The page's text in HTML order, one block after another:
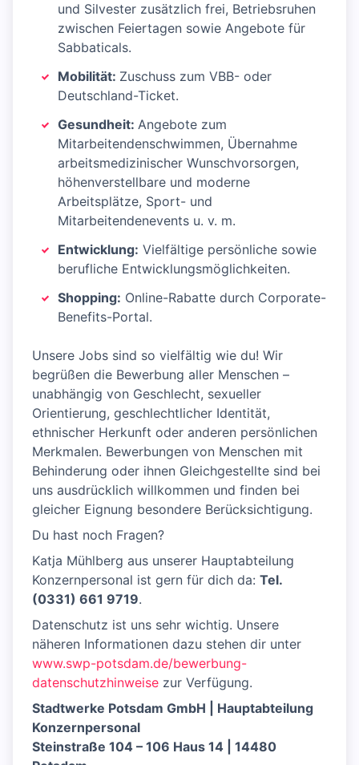
und Silvester zusätzlich frei, Betriebsruhen
zwischen Feiertagen sowie Angebote für
Sabbaticals.
Mobilität: Zuschuss zum VBB- oder
Deutschland-Ticket.
Gesundheit: Angebote zum
Mitarbeitendenschwimmen, Übernahme
arbeitsmedizinischer Wunschvorsorgen,
höhenverstellbare und moderne
Arbeitsplätze, Sport- und
Mitarbeitendenevents u. v. m.
Entwicklung: Vielfältige persönliche sowie
berufliche Entwicklungsmöglichkeiten.
Shopping: Online-Rabatte durch Corporate-
Benefits-Portal.
Unsere Jobs sind so vielfältig wie du! Wir
begrüßen die Bewerbung aller Menschen –
unabhängig von Geschlecht, sexueller
Orientierung, geschlechtlicher Identität,
ethnischer Herkunft oder anderen persönlichen
Merkmalen. Bewerbungen von Menschen mit
Behinderung oder ihnen Gleichgestellte sind bei
uns ausdrücklich willkommen und finden bei
gleicher Eignung besondere Berücksichtigung.
Du hast noch Fragen?
Katja Mühlberg aus unserer Hauptabteilung
Konzernpersonal ist gern für dich da: Tel.
(0331) 661 9719.
Datenschutz ist uns sehr wichtig. Unsere
näheren Informationen dazu stehen dir unter
www.swp-potsdam.de/bewerbung-
datenschutzhinweise zur Verfügung.
Stadtwerke Potsdam GmbH | Hauptabteilung
Konzernpersonal
Steinstraße 104 – 106 Haus 14 | 14480